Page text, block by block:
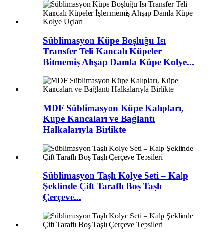
Süblimasyon Küpe Boşluğu Isı
Transfer Teli Kancalı Küpeler
Bitmemiş Ahşap Damla Küpe Kolye...
MDF Süblimasyon Küpe Kalıpları,
Küpe Kancaları ve Bağlantı
Halkalarıyla Birlikte
Süblimasyon Taşlı Kolye Seti – Kalp
Şeklinde Çift Taraflı Boş Taşlı
Çerçeve...